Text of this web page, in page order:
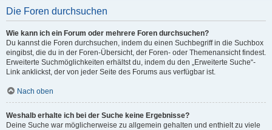
Die Foren durchsuchen
Wie kann ich ein Forum oder mehrere Foren durchsuchen?
Du kannst die Foren durchsuchen, indem du einen Suchbegriff in die Suchbox
eingibst, die du in der Foren-Übersicht, der Foren- oder Themenansicht findest.
Erweiterte Suchmöglichkeiten erhältst du, indem du den „Erweiterte Suche“-
Link anklickst, der von jeder Seite des Forums aus verfügbar ist.
Nach oben
Weshalb erhalte ich bei der Suche keine Ergebnisse?
Deine Suche war möglicherweise zu allgemein gehalten und enthielt zu viele